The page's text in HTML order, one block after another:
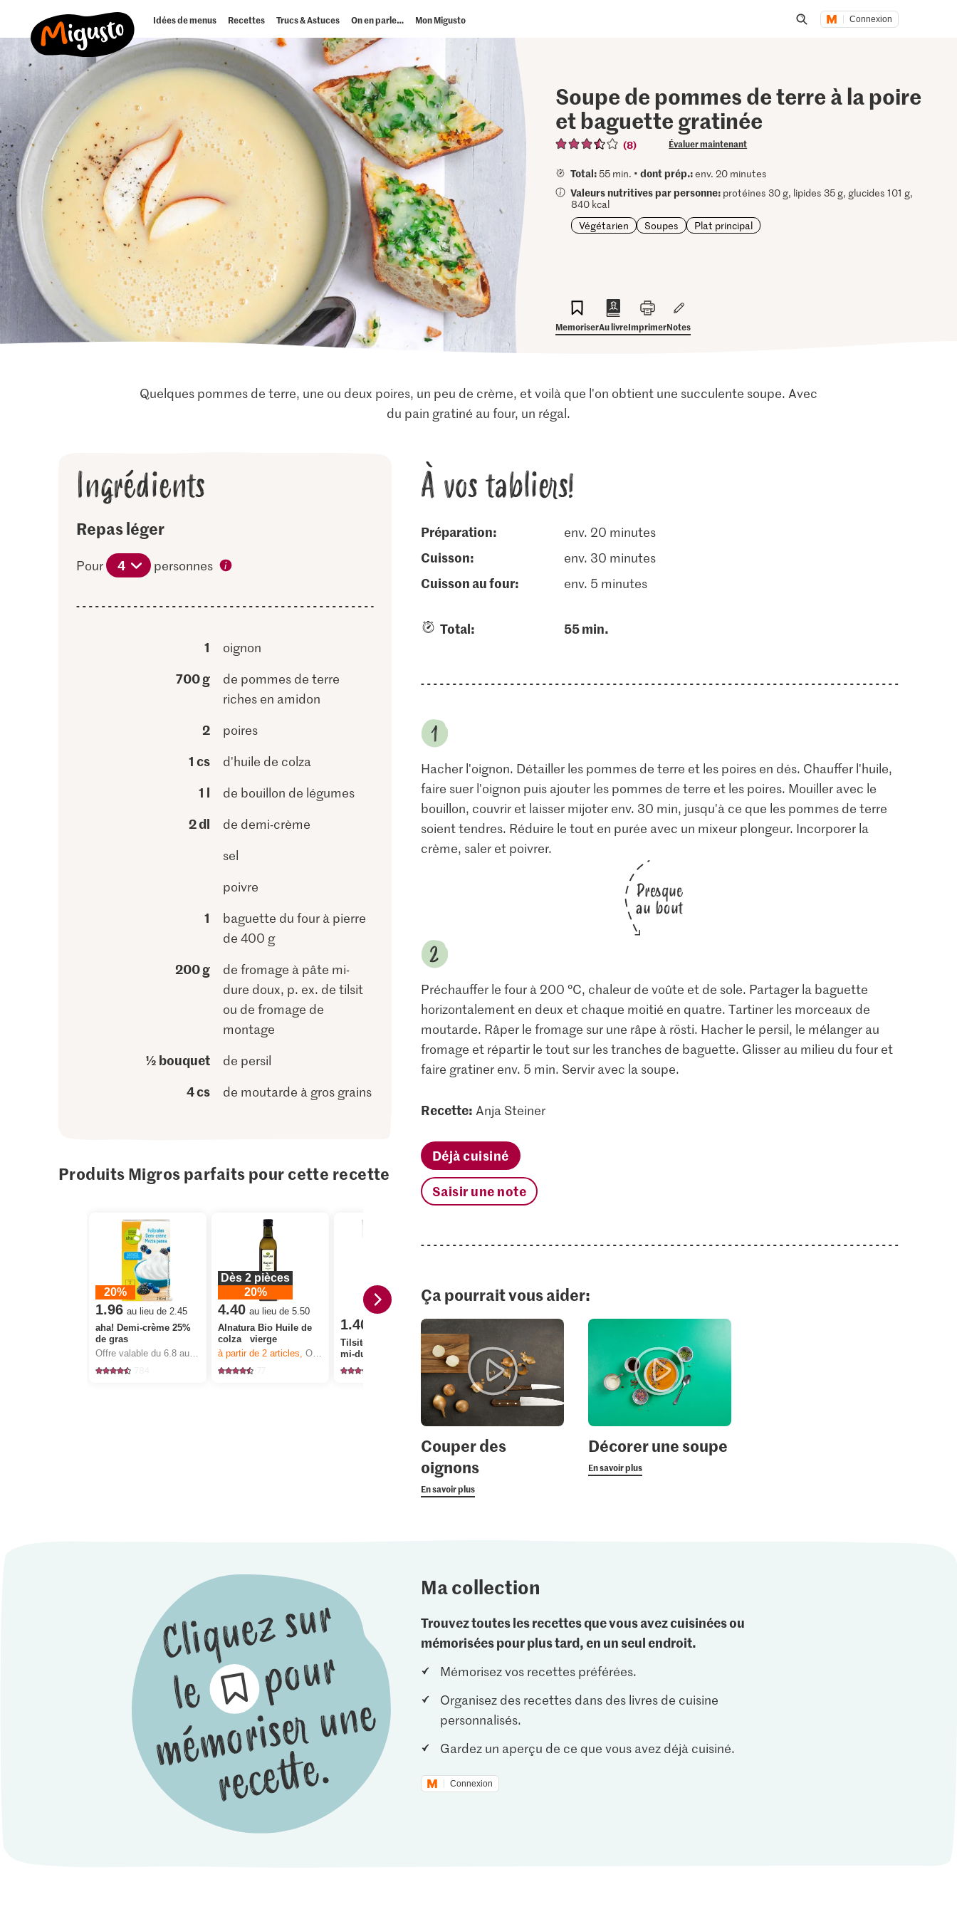
Idées de menus Recettes Trucs & Astuces On en parle… Mon Migusto Connexion
Soupe de pommes de terre à la poire
et baguette gratinée
(8) Évaluer maintenant
Total: 55 min. •dont prép.:env. 20 minutes
Valeurs nutritives par personne: protéines 30 g, lipides 35 g, glucides 101 g,
840 kcal
Végétarien
Soupes Plat principal
MemoriserAu livreImprimerNotes
Quelques pommes de terre, une ou deux poires, un peu de crème, et voilà que l'on obtient une succulente soupe. Avec
du pain gratiné au four, un régal.
Ingrédients
Repas léger
Pour 4 personnes
1 oignon
700 g
de pommes de terre
riches en amidon
2 poires
1 cs d'huile de colza
1 l de bouillon de légumes
2 dl
de demi-crème
sel
poivre
1
baguette du four à pierre
de 400 g
200 g
de fromage à pâte mi-
dure doux, p. ex. de tilsit
ou de fromage de
montage
½ bouquet de persil
4 cs de moutarde à gros grains
Produits Migros parfaits pour cette recette
20%
1.96 au lieu de 2.45
aha! Demi-crème 25%
de gras
Offre valable du 6.8 au 12.8.2026, jusqu’à épuisement du stock.
Dès 2 pièces
20%
4.40 au lieu de 5.50
Alnatura Bio Huile de
colza vierge
à partir de 2articles,Offre valable du 6.8 au 12.8.2026, jusqu’à épuisement du stock.
1.40
Tilsiter Fromage à pâte
mi-dure vert
Migros Pommes de
terre à chair farineuse
1151
2.00
Four à pierre Baguette
Farine claire
774
3.95
Conférence
À vos tabliers!
Préparation: env. 20 minutes
cuisson: env. 30 minutes
cuisson au four: env. 5 minutes
Total: 55 min.
Hacher l'oignon. Détailler les pommes de terre et les poires en dés. Chauffer l'huile,
faire suer l'oignon puis ajouter les pommes de terre et les poires. Mouiller avec le
bouillon, couvrir et laisser mijoter env. 30 min, jusqu'à ce que les pommes de terre
soient tendres. Réduire le tout en purée avec un mixeur plongeur. Incorporer la
crème, saler et poivrer.
Presque
au bout
Préchauffer le four à 200 °C, chaleur de voûte et de sole. Partager la baguette
horizontalement en deux et chaque moitié en quatre. Tartiner les morceaux de
moutarde. Râper le fromage sur une râpe à rösti. Hacher le persil, le mélanger au
fromage et répartir le tout sur les tranches de baguette. Glisser au milieu du four et
faire gratiner env. 5 min. Servir avec la soupe.
Recette: Anja Steiner
Déjà cuisiné
Saisir une note
Ça pourrait vous aider:
Couper des
oignons
En savoir plus
Décorer une soupe
En savoir plus
Ma collection
Trouvez toutes les recettes que vous avez cuisinées ou
mémorisées pour plus tard, en un seul endroit.
Mémorisez vos recettes préférées.
Organisez des recettes dans des livres de cuisine
personnalisés.
Gardez un aperçu de ce que vous avez déjà cuisiné.
Connexion